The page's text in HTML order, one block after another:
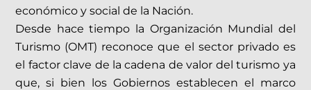
económico y social de la Nación.
Desde hace tiempo la Organización Mundial del
Turismo (OMT) reconoce que el sector privado es
el factor clave de la cadena de valor del turismo ya
que, si bien los Gobiernos establecen el marco